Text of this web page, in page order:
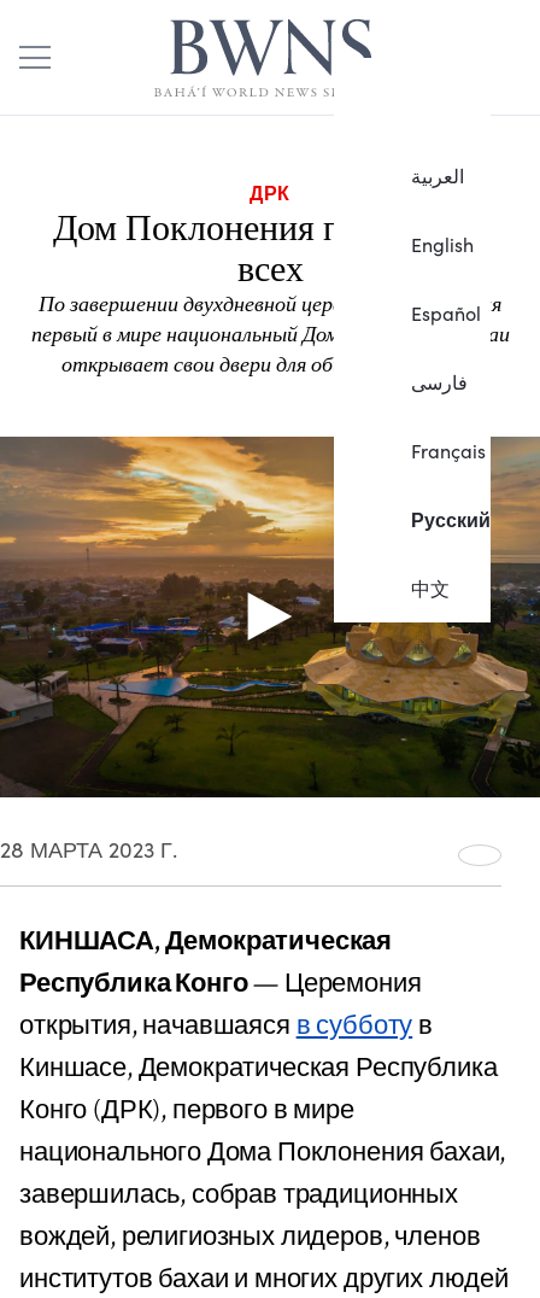
العربية
English
Español
فارسی
Français
Русский
中文
ДРК
Дом Поклонения принимает
всех
По завершении двухдневной церемонии открытия
первый в мире национальный Дом Поклонения бахаи
открывает свои двери для общественности.
28 МАРТА 2023 Г.
КИНШАСА, Демократическая
Республика Конго— Церемония
открытия, начавшаяся в субботу в
Киншасе, Демократическая Республика
Конго (ДРК), первого в мире
национального Дома Поклонения бахаи,
завершилась, собрав традиционных
вождей, религиозных лидеров, членов
институтов бахаи и многих других людей